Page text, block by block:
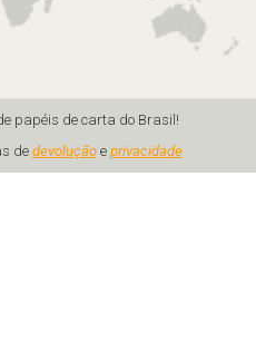
papéis de carta do Brasil!
de devoluçãoe privacidade